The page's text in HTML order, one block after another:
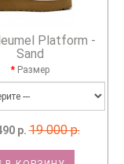
Platform -
Sand
Размер
р. 19 000 р.